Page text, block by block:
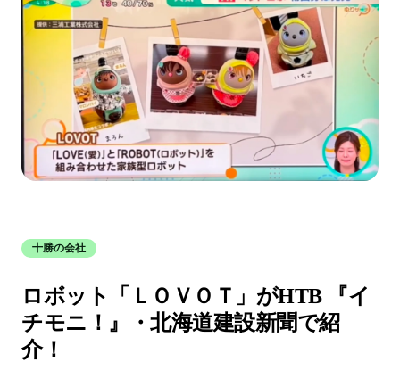
十勝の会社
ロボット「ＬＯＶＯＴ」がHTB 『イ
チモニ！』・北海道建設新聞で紹
介！